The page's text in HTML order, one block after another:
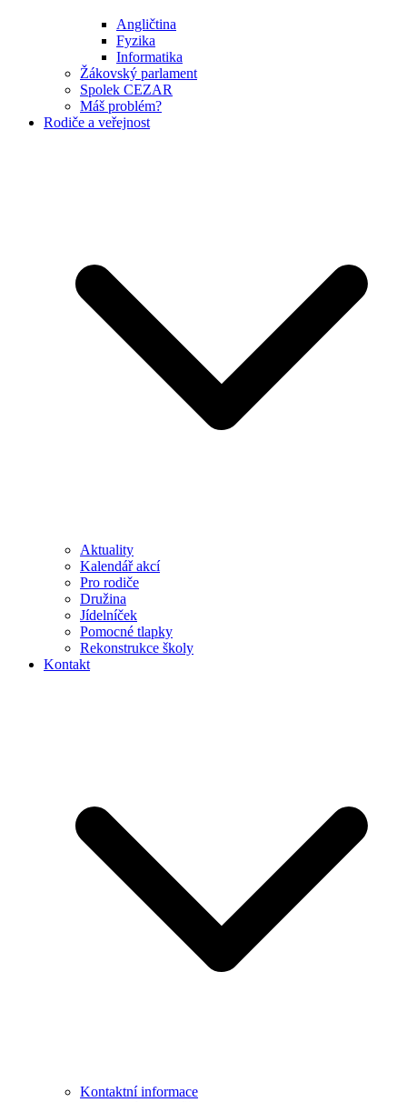
Angličtina
Fyzika
Informatika
Žákovský parlament
Spolek CEZAR
Máš problém?
Rodiče a veřejnost
Aktuality
Kalendář akcí
Pro rodiče
Družina
Jídelníček
Pomocné tlapky
Rekonstrukce školy
Kontakt
Kontaktní informace